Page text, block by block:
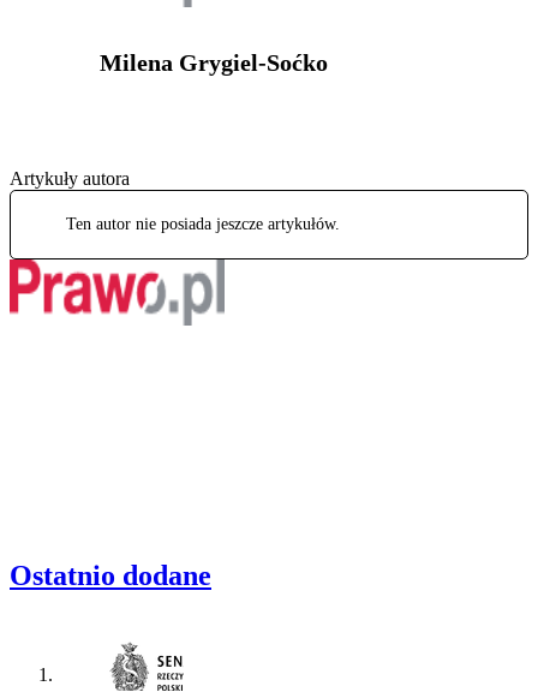
Milena Grygiel-Soćko
Artykuły autora
Ten autor nie posiada jeszcze artykułów.
Ostatnio dodane